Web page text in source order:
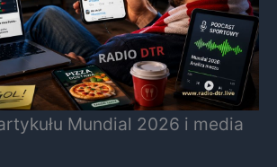
Mundial 2026 i media